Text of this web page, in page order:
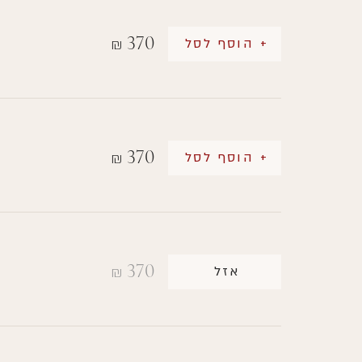
₪ 370 + הוסף לסל
₪ 370 + הוסף לסל
₪ 370 אזל